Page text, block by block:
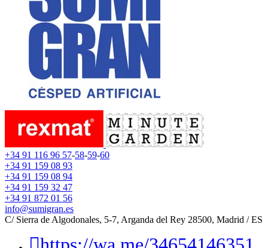
+34 91 116 96 57-58-59-60
+34 91 159 08 93
+34 91 159 08 94
+34 91 159 32 47
+34 91 872 01 56
info@sumigran.es
C/ Sierra de Algodonales, 5-7, Arganda del Rey 28500, Madrid / ES